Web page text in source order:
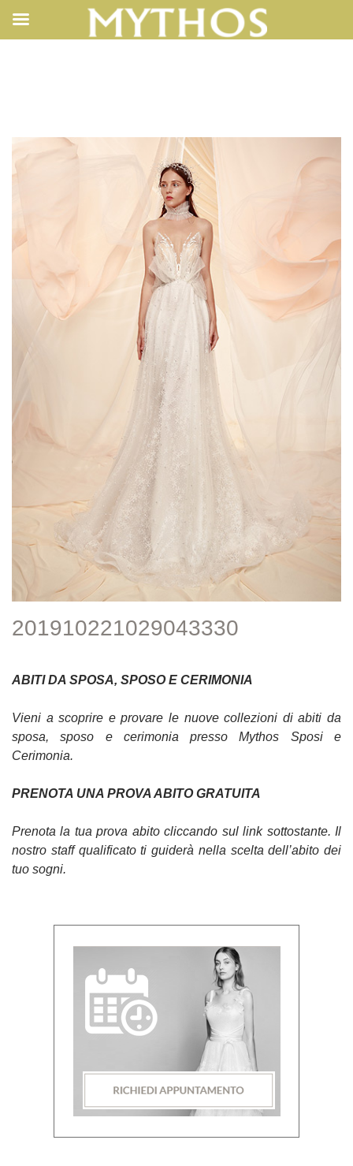
201910221029043330
ABITI DA SPOSA, SPOSO E CERIMONIA
Vieni a scoprire e provare le nuove collezioni di abiti da
sposa, sposo e cerimonia presso Mythos Sposi e
Cerimonia.
PRENOTA UNA PROVA ABITO GRATUITA
Prenota la tua prova abito cliccando sul link sottostante. Il
nostro staff qualificato ti guiderà nella scelta dell’abito dei
tuo sogni.